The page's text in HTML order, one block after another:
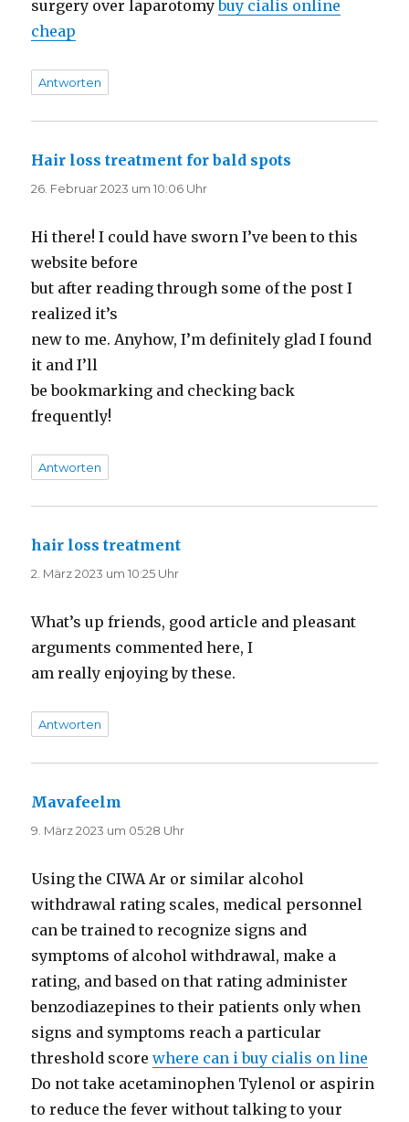
surgery over laparotomybuy cialis online
cheap
Antworten
Hair loss treatment for bald spots
26. Februar 2023 um 10:06 Uhr
Hi there! I could have sworn I’ve been to this
website before
but after reading through some of the post I
realized it’s
new to me. Anyhow, I’m definitely glad I found
it and I’ll
be bookmarking and checking back
frequently!
Antworten
hair loss treatment
2. März 2023 um 10:25 Uhr
What’s up friends, good article and pleasant
arguments commented here, I
am really enjoying by these.
Antworten
Mavafeelm
9. März 2023 um 05:28 Uhr
Using the CIWA Ar or similar alcohol
withdrawal rating scales, medical personnel
can be trained to recognize signs and
symptoms of alcohol withdrawal, make a
rating, and based on that rating administer
benzodiazepines to their patients only when
signs and symptoms reach a particular
threshold scorewhere can i buy cialis on line
Do not take acetaminophen Tylenol or aspirin
to reduce the fever without talking to your